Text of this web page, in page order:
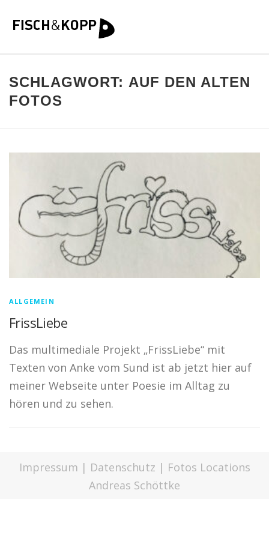
SCHLAGWORT: AUF DEN ALTEN
FOTOS
ALLGEMEIN
FrissLiebe
Das multimediale Projekt „FrissLiebe“ mit
Texten von Anke vom Sund ist ab jetzt hier auf
meiner Webseite unter Poesie im Alltag zu
hören und zu sehen.
Impressum | Datenschutz | Fotos Locations
Andreas Schöttke